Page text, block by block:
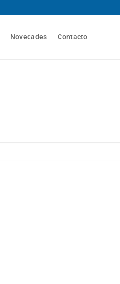
Novedades Contacto